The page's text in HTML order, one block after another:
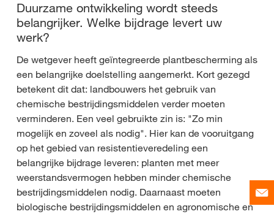
Duurzame ontwikkeling wordt steeds
belangrijker. Welke bijdrage levert uw
werk?
De wetgever heeft geïntegreerde plantbescherming als
een belangrijke doelstelling aangemerkt. Kort gezegd
betekent dit dat: landbouwers het gebruik van
chemische bestrijdingsmiddelen verder moeten
verminderen. Een veel gebruikte zin is: "Zo min
mogelijk en zoveel als nodig". Hier kan de vooruitgang
op het gebied van resistentieveredeling een
belangrijke bijdrage leveren: planten met meer
weerstandsvermogen hebben minder chemische
bestrijdingsmiddelen nodig. Daarnaast moeten
biologische bestrijdingsmiddelen en agronomische en